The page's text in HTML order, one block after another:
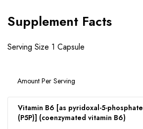
Supplement Facts
Serving Size 1 Capsule
Amount Per Serving
Vitamin B6 [as pyridoxal-5-phosphate
(P5P)] (coenzymated vitamin B6)